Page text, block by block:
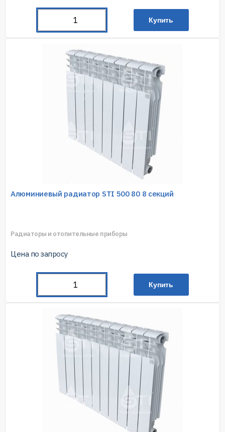
Купить
Алюминиевый радиатор STI 500 80 8 секций
Радиаторы и отопительные приборы
Цена по запросу
Купить